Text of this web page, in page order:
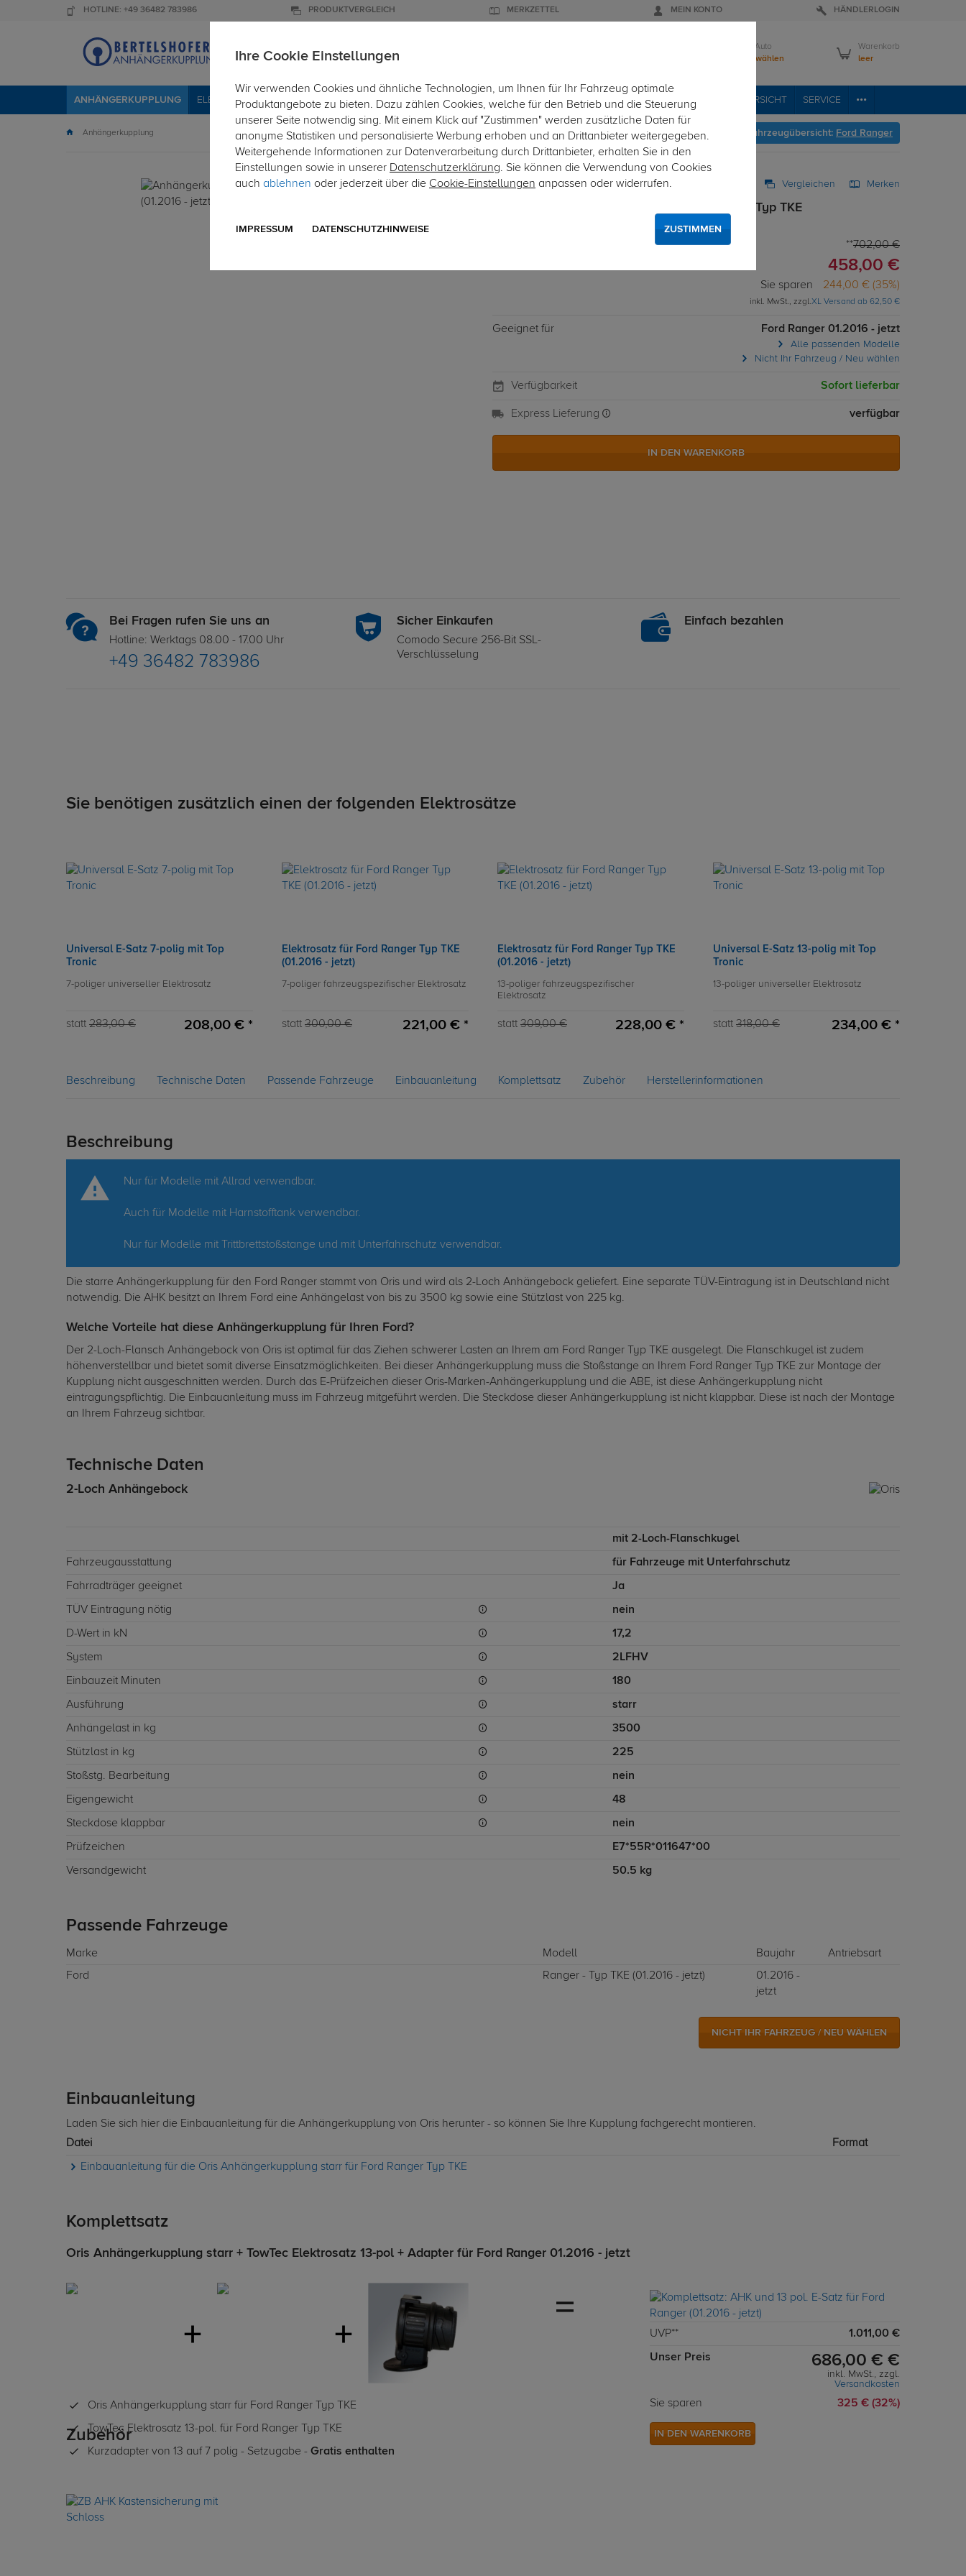
HOTLINE: +49 36482 783986 PRODUKTVERGLEICH MERKZETTEL MEIN KONTO HÄNDLERLOGIN
Mein Auto
Bitte wählen
Warenkorb
leer
ANHÄNGERKUPPLUNG ELEKTROSÄTZE DACHTRÄGER DACHBOXEN FAHRRADTRÄGER ZUBEHÖR EINBAUSERVICE FAHRZEUGÜBERSICHT SERVICE
Anhängerkupplung Hier geht's zur Fahrzeugübersicht: Ford Ranger
Art.-Nr. sFO286-2 Vergleichen Merken
Oris Anhängerkupplung starr für Ford Ranger Typ TKE
702,00 €
458,00 €
Sie sparen 244,00 € (35%)
inkl. MwSt., zzgl.XL Versand ab 62,50 €
Geeignet für Ford Ranger 01.2016 - jetzt
Alle passenden Modelle
Nicht Ihr Fahrzeug / Neu wählen
Verfügbarkeit Sofort lieferbar
Express Lieferung verfügbar
IN DEN WARENKORB
Bei Fragen rufen Sie uns an
Hotline: Werktags 08.00 - 17.00 Uhr
+49 36482 783986
Sicher Einkaufen
Comodo Secure 256-Bit SSL-
Verschlüsselung
Einfach bezahlen
Sie benötigen zusätzlich einen der folgenden Elektrosätze
Universal E-Satz 7-polig mit Top
Tronic
7-poliger universeller Elektrosatz
statt 283,00 € 208,00 € *
Elektrosatz für Ford Ranger Typ TKE
(01.2016 - jetzt)
7-poliger fahrzeugspezifischer Elektrosatz
statt 300,00 € 221,00 € *
Elektrosatz für Ford Ranger Typ TKE
(01.2016 - jetzt)
13-poliger fahrzeugspezifischer
Elektrosatz
statt 309,00 € 228,00 € *
Universal E-Satz 13-polig mit Top
Tronic
13-poliger universeller Elektrosatz
statt 318,00 € 234,00 € *
Beschreibung Technische Daten Passende Fahrzeuge Einbauanleitung Komplettsatz Zubehör Herstellerinformationen
Beschreibung
Nur für Modelle mit Allrad verwendbar.
Auch für Modelle mit Harnstofftank verwendbar.
Nur für Modelle mit Trittbrettstoßstange und mit Unterfahrschutz verwendbar.
Die starre Anhängerkupplung für den Ford Ranger stammt von Oris und wird als 2-Loch Anhängebock geliefert. Eine separate TÜV-Eintragung ist in Deutschland nicht
notwendig. Die AHK besitzt an Ihrem Ford eine Anhängelast von bis zu 3500 kg sowie eine Stützlast von 225 kg.
Welche Vorteile hat diese Anhängerkupplung für Ihren Ford?
Der 2-Loch-Flansch Anhängebock von Oris ist optimal für das Ziehen schwerer Lasten an Ihrem am Ford Ranger Typ TKE ausgelegt. Die Flanschkugel ist zudem
höhenverstellbar und bietet somit diverse Einsatzmöglichkeiten. Bei dieser Anhängerkupplung muss die Stoßstange an Ihrem Ford Ranger Typ TKE zur Montage der
Kupplung nicht ausgeschnitten werden. Durch das E-Prüfzeichen dieser Oris-Marken-Anhängerkupplung und die ABE, ist diese Anhängerkupplung nicht
eintragungspflichtig. Die Einbauanleitung muss im Fahrzeug mitgeführt werden. Die Steckdose dieser Anhängerkupplung ist nicht klappbar. Diese ist nach der Montage
an Ihrem Fahrzeug sichtbar.
Technische Daten
2-Loch Anhängebock
mit 2-Loch-Flanschkugel
Fahrzeugausstattung für Fahrzeuge mit Unterfahrschutz
Fahrradträger geeignet Ja
TÜV Eintragung nötig nein
D-Wert in kN 17,2
System 2LFHV
Einbauzeit Minuten 180
Ausführung starr
Anhängelast in kg 3500
Stützlast in kg 225
Stoßstg. Bearbeitung nein
Eigengewicht 48
Steckdose klappbar nein
Prüfzeichen E7*55R*011647*00
Versandgewicht 50.5 kg
Passende Fahrzeuge
Marke Modell Baujahr
Antriebsart
Ford
Ranger - Typ TKE (01.2016 - jetzt)
01.2016 -
jetzt
NICHT IHR FAHRZEUG / NEU WÄHLEN
Einbauanleitung
Laden Sie sich hier die Einbauanleitung für die Anhängerkupplung von Oris herunter - so können Sie Ihre Kupplung fachgerecht montieren.
Datei
Format
Einbauanleitung für die Oris Anhängerkupplung starr für Ford Ranger Typ TKE
Komplettsatz
Oris Anhängerkupplung starr + TowTec Elektrosatz 13-pol + Adapter für Ford Ranger 01.2016 - jetzt
Oris Anhängerkupplung starr für Ford Ranger Typ TKE
TowTec Elektrosatz 13-pol. für Ford Ranger Typ TKE
Kurzadapter von 13 auf 7 polig - Setzugabe - Gratis enthalten
UVP** 1.011,00 €
Unser Preis 686,00 € €
inkl. MwSt., zzgl.
Versandkosten
Sie sparen 325 € (32%)
IN DEN WARENKORB
Zubehör
Ihre Cookie Einstellungen
Wir verwenden Cookies und ähnliche Technologien, um Ihnen für Ihr Fahrzeug optimale
Produktangebote zu bieten. Dazu zählen Cookies, welche für den Betrieb und die Steuerung
unserer Seite notwendig sing. Mit einem Klick auf "Zustimmen" werden zusätzliche Daten für
anonyme Statistiken und personalisierte Werbung erhoben und an Drittanbieter weitergegeben.
Weitergehende Informationen zur Datenverarbeitung durch Drittanbieter, erhalten Sie in den
Einstellungen sowie in unserer Datenschutzerklärung. Sie können die Verwendung von Cookies
auch ablehnen oder jederzeit über die Cookie-Einstellungen anpassen oder widerrufen.
IMPRESSUM DATENSCHUTZHINWEISE ZUSTIMMEN